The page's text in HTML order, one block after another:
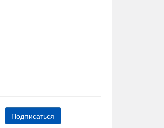
Подписаться